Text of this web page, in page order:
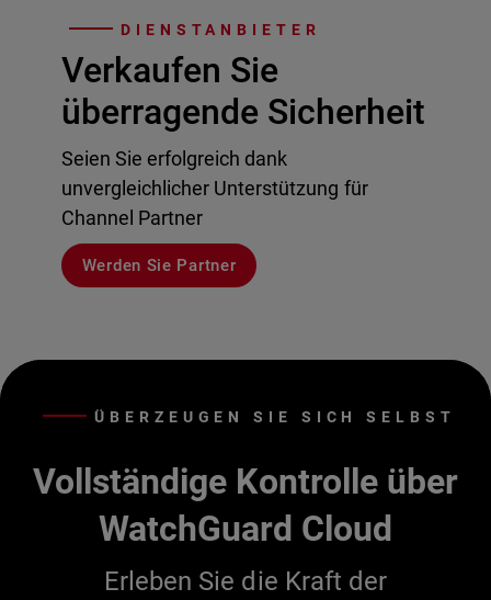
DIENSTANBIETER
Verkaufen Sie
überragende Sicherheit
Seien Sie erfolgreich dank
unvergleichlicher Unterstützung für
Channel Partner
Werden Sie Partner
ÜBERZEUGEN SIE SICH SELBST
Vollständige Kontrolle über
WatchGuard Cloud
Erleben Sie die Kraft der